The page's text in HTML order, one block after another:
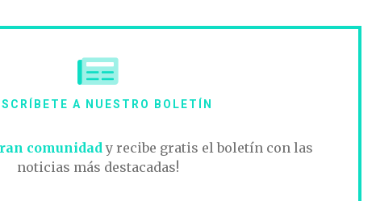
A NUESTRO BOLETÍN
comunidady recibe gratis el boletín con las
noticias más destacadas!